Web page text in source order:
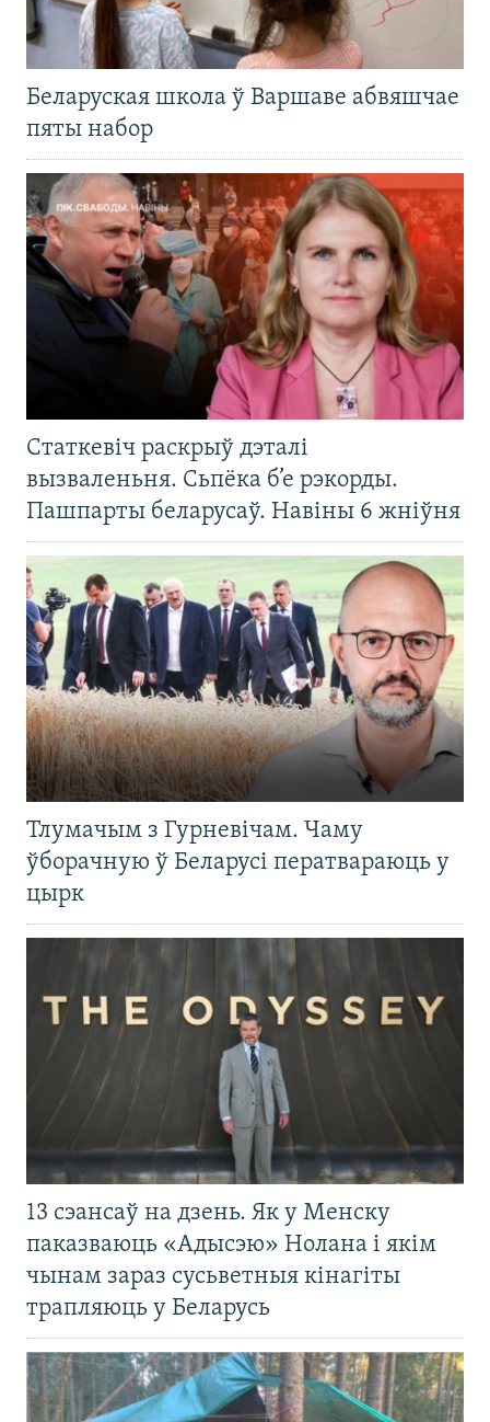
Беларуская школа ў Варшаве абвяшчае
пяты набор
Статкевіч раскрыў дэталі
вызваленьня. Сьпёка б’е рэкорды.
Пашпарты беларусаў. Навіны 6 жніўня
Тлумачым з Гурневічам. Чаму
ўборачную ў Беларусі ператвараюць у
цырк
13 сэансаў на дзень. Як у Менску
паказваюць «Адысэю» Нолана і якім
чынам зараз сусьветныя кінагіты
трапляюць у Беларусь